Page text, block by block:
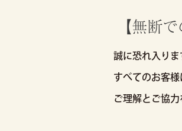
【無断
誠に恐れ入りま
すべてのお客
ご理解とご協力